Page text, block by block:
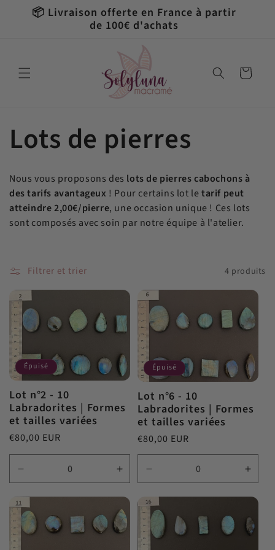
passer📦 Livraison offerte en France à partir
de 100€ d'achats
Panier
C
o
l
l
e
c
t
i
o
n
Lots de pierres
Nous vous proposons des lots de pierres cabochons à
des tarifs avantageux ! Pour certains lot letarif peut
atteindre 2,00€/pierre, une occasion unique ! Ces lots
sont composés avec soin par notre équipe à l'atelier.
Filtrer et trier 4 produits
Épuisé
Lot n°2 - 10
Labradorites | Formes
et tailles variées
Prix
habituel
€80,00 EUR
la
quantité
de
Default
Title
Augmenter
la
quantité
de
Default
Épuisé
Lot n°6 - 10
Labradorites | Formes
et tailles variées
Prix
habituel
€80,00 EUR
la
quantité
de
Default
Title
la
Title